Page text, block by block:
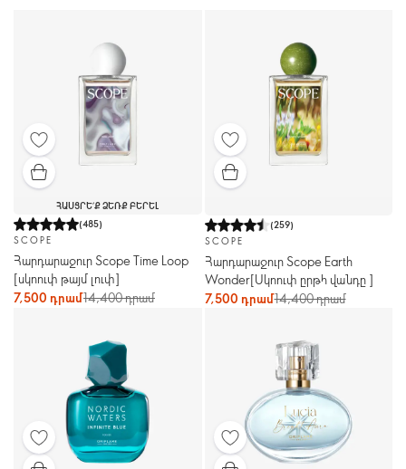
ՀԱՍՑՐԵ՛Ք ՁԵՌՔ ԲԵՐԵԼ
(485)
SCOPE
Հարդարաջուր Scope Time Loop
[սկոուփ թայմ լուփ]
7,500 դրամ14,400 դրամ
(259)
SCOPE
Հարդարաջուր Scope Earth
Wonder[Սկոուփ ըրթհ վանդը ]
7,500 դրամ14,400 դրամ